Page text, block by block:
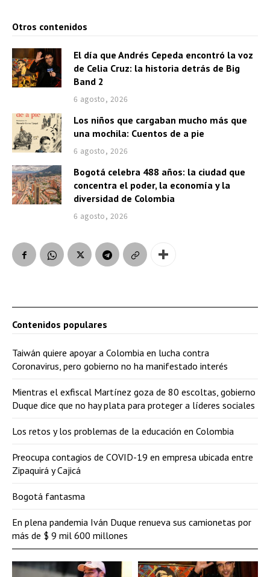
Otros contenidos
El día que Andrés Cepeda encontró la voz
de Celia Cruz: la historia detrás de Big
Band 2
6 agosto, 2026
Los niños que cargaban mucho más que
una mochila: Cuentos de a pie
6 agosto, 2026
Bogotá celebra 488 años: la ciudad que
concentra el poder, la economía y la
diversidad de Colombia
6 agosto, 2026
Contenidos populares
Taiwán quiere apoyar a Colombia en lucha contra
Coronavirus, pero gobierno no ha manifestado interés
Mientras el exfiscal Martínez goza de 80 escoltas, gobierno
Duque dice que no hay plata para proteger a líderes sociales
Los retos y los problemas de la educación en Colombia
Preocupa contagios de COVID-19 en empresa ubicada entre
Zipaquirá y Cajicá
Bogotá fantasma
En plena pandemia Iván Duque renueva sus camionetas por
más de $ 9 mil 600 millones